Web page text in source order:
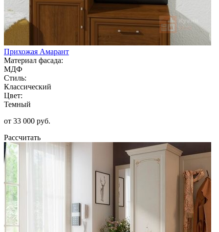
Прихожая Амарант
Материал фасада:
МДФ
Стиль:
Классический
Цвет:
Темный
от 33 000 руб.
Рассчитать